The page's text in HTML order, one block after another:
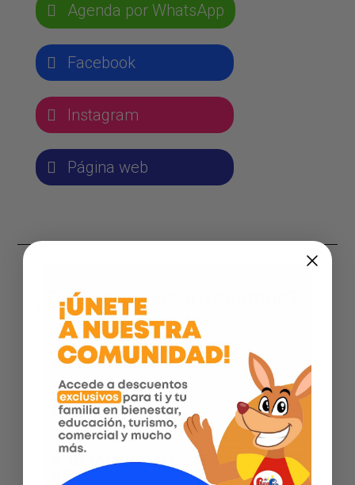
Agenda por WhatsApp
Facebook
Instagram
Página web
¿Qué servicios ofrecemos?
Fonoaudiologia
Oftalmologia
OFTALMOLOGO ESPECIALISTA EN
RETINA